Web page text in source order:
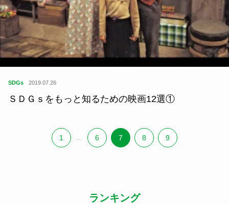
SDGs 2019.07.26
ＳＤＧｓをもっと知るための映画12選①
1 6 7 8 9
ランキング